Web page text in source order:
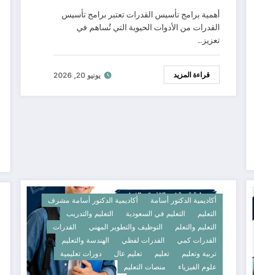
أهمية برامج تأسيس القدرات تعتبر برامج تأسيس
القدرات من الأدوات الحيوية التي تُساهم في
تعزيز…
قراءة المزيد يونيو 20, 2026
أكاديمية الدكتور أسامة
أكاديمية الدكتور أسامة مشرف
التعليم
التعليم في السعودية
التعليم والتدريب
التعليم والتعلم
التوظيف والتطوير المهني
القدرات
القدرات كمي
القدرات لفظي
الهندسة والتعليم
تربية وتعليم
تعليم تعليم عال
دورات تعليمية
علوم الفيزياء
منصات التعليم